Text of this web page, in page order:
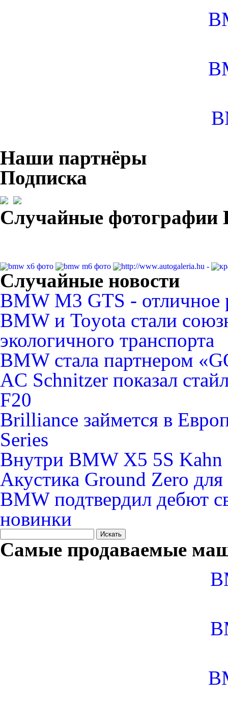
Наши партнёры
Подписка
Случайные фотографии
Случайные новости
BMW M3 GTS - отличное
BMW и Toyota стали
экологичного транспорта
BMW стала партнером
AC Schnitzer показал
F20
Brilliance займется в
Series
Внутри BMW X5 5S Kahn
Акустика Ground Zero
BMW подтвердил дебют
новинки
Самые продаваемые